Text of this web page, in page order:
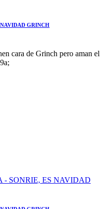
GRINCH
cara de Grinch pero aman el